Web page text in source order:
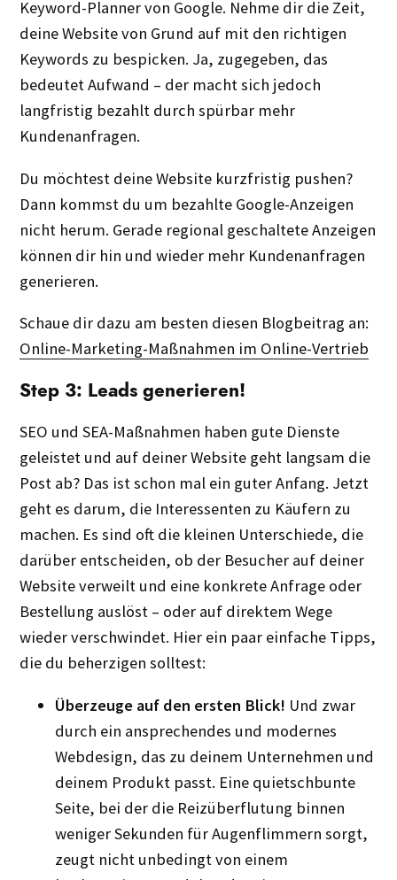
Keyword-Planner von Google. Nehme dir die Zeit,
deine Website von Grund auf mit den richtigen
Keywords zu bespicken. Ja, zugegeben, das
bedeutet Aufwand – der macht sich jedoch
langfristig bezahlt durch spürbar mehr
Kundenanfragen.
Du möchtest deine Website kurzfristig pushen?
Dann kommst du um bezahlte Google-Anzeigen
nicht herum. Gerade regional geschaltete Anzeigen
können dir hin und wieder mehr Kundenanfragen
generieren.
Schaue dir dazu am besten diesen Blogbeitrag an:
Online-Marketing-Maßnahmen im Online-Vertrieb
Step 3: Leads generieren!
SEO und SEA-Maßnahmen haben gute Dienste
geleistet und auf deiner Website geht langsam die
Post ab? Das ist schon mal ein guter Anfang. Jetzt
geht es darum, die Interessenten zu Käufern zu
machen. Es sind oft die kleinen Unterschiede, die
darüber entscheiden, ob der Besucher auf deiner
Website verweilt und eine konkrete Anfrage oder
Bestellung auslöst – oder auf direktem Wege
wieder verschwindet. Hier ein paar einfache Tipps,
die du beherzigen solltest:
Überzeuge auf den ersten Blick! Und zwar
durch ein ansprechendes und modernes
Webdesign, das zu deinem Unternehmen und
deinem Produkt passt. Eine quietschbunte
Seite, bei der die Reizüberflutung binnen
weniger Sekunden für Augenflimmern sorgt,
zeugt nicht unbedingt von einem